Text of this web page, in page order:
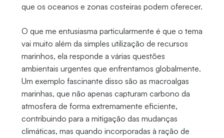
que os oceanos e zonas costeiras podem oferecer.
O que me entusiasma particularmente é que o tema
vai muito além da simples utilização de recursos
marinhos, ela responde a várias questões
ambientais urgentes que enfrentamos globalmente.
Um exemplo fascinante disso são as macroalgas
marinhas, que não apenas capturam carbono da
atmosfera de forma extremamente eficiente,
contribuindo para a mitigação das mudanças
climáticas, mas quando incorporadas à ração de